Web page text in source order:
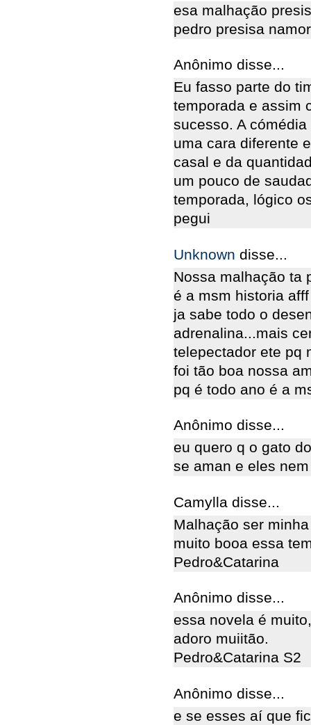
esa malhação
pedro presisa
Anônimo disse...
Eu fasso parte do
temporada e assim
sucesso. A
uma cara diferente
casal e da
um pouco de
temporada, lógico
pegui
Unknown disse...
Nossa malhação ta
é a msm historia
ja sabe todo o
adrenalina...mais
telepectador ete pq
foi tão boa nossa
pq é todo ano é a
Anônimo disse...
eu quero q o gato
se aman e eles
Camylla disse...
Malhação ser
muito booa essa
Pedro&Catarina
Anônimo disse...
essa novela é
adoro muiitão.
Pedro&Catarina S2
Anônimo disse...
e se esses aí que